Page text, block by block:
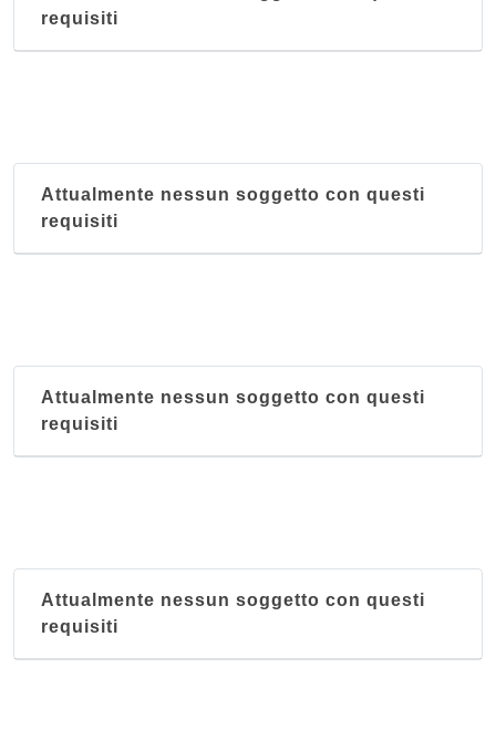
requisiti
Attualmente nessun soggetto con questi
requisiti
Attualmente nessun soggetto con questi
requisiti
Attualmente nessun soggetto con questi
requisiti